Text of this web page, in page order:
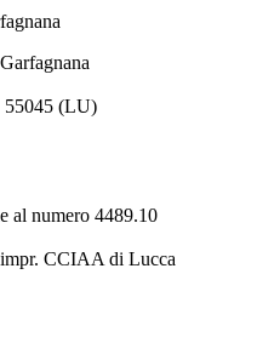
55045 (LU)
al numero 4489.10
CCIAA di Lucca